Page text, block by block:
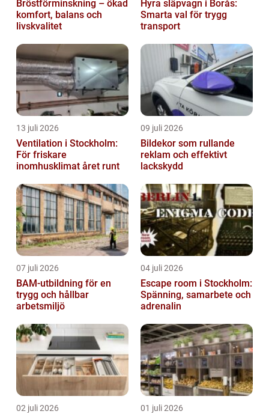
Bröstförminskning – ökad
komfort, balans och
livskvalitet
Hyra släpvagn i Borås:
Smarta val för trygg
transport
13 juli 2026
Ventilation i Stockholm:
För friskare
inomhusklimat året runt
09 juli 2026
Bildekor som rullande
reklam och effektivt
lackskydd
07 juli 2026
BAM-utbildning för en
trygg och hållbar
arbetsmiljö
04 juli 2026
Escape room i Stockholm:
Spänning, samarbete och
adrenalin
02 juli 2026 01 juli 2026